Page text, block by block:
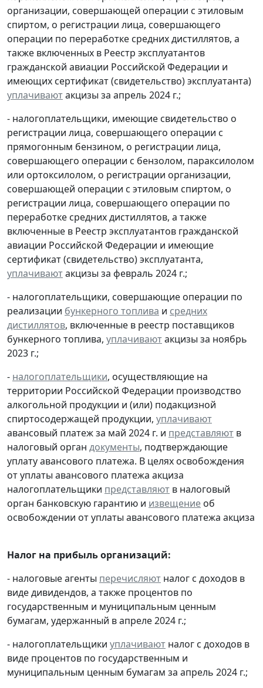
организации, совершающей операции с этиловым
спиртом, о регистрации лица, совершающего
операции по переработке средних дистиллятов, а
также включенных в Реестр эксплуатантов
гражданской авиации Российской Федерации и
имеющих сертификат (свидетельство) эксплуатанта)
уплачиваютакцизы за апрель 2024 г.;
- налогоплательщики, имеющие свидетельство о
регистрации лица, совершающего операции с
прямогонным бензином, о регистрации лица,
совершающего операции с бензолом, параксилолом
или ортоксилолом, о регистрации организации,
совершающей операции с этиловым спиртом, о
регистрации лица, совершающего операции по
переработке средних дистиллятов, а также
включенные в Реестр эксплуатантов гражданской
авиации Российской Федерации и имеющие
сертификат (свидетельство) эксплуатанта,
уплачиваютакцизы за февраль 2024 г.;
- налогоплательщики, совершающие операции по
реализации бункерного топлива и средних
дистиллятов, включенные в реестр поставщиков
бункерного топлива, уплачиваютакцизы за ноябрь
2023 г.;
- налогоплательщики, осуществляющие на
территории Российской Федерации производство
алкогольной продукции и (или) подакцизной
спиртосодержащей продукции, уплачивают
авансовый платеж за май 2024 г. и представляют в
налоговый орган документы, подтверждающие
уплату авансового платежа. В целях освобождения
от уплаты авансового платежа акциза
налогоплательщики представляют в налоговый
орган банковскую гарантию и извещение об
освобождении от уплаты авансового платежа акциза
Налог на прибыль организаций:
- налоговые агенты перечисляют налог с доходов в
виде дивидендов, а также процентов по
государственным и муниципальным ценным
бумагам, удержанный в апреле 2024 г.;
- налогоплательщики уплачивают налог с доходов в
виде процентов по государственным и
муниципальным ценным бумагам за апрель 2024 г.;